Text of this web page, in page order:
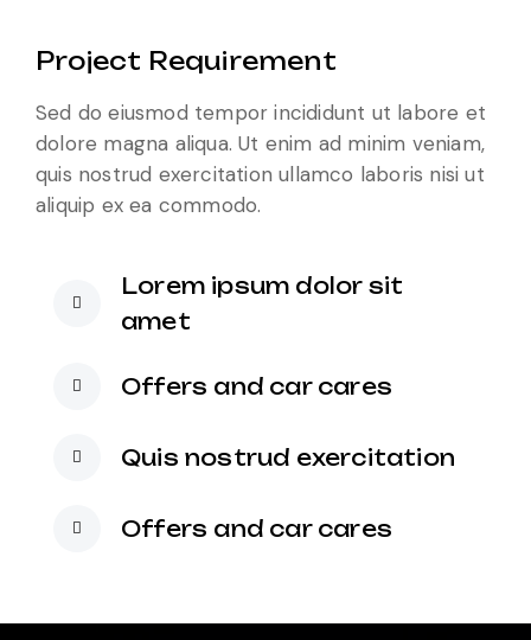
Project Requirement
Sed do eiusmod tempor incididunt ut labore et
dolore magna aliqua. Ut enim ad minim veniam,
quis nostrud exercitation ullamco laboris nisi ut
aliquip ex ea commodo.
Lorem ipsum dolor sit
amet
Offers and car cares
Quis nostrud exercitation
Offers and car cares